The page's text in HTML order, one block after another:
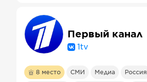
Первый канал
1tv
8 место СМИ Медиа Россия